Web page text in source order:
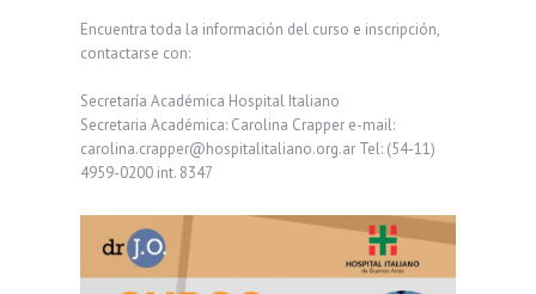
Encuentra toda la información del curso e inscripción,
contactarse con:
Secretaría Académica Hospital Italiano
Secretaria Académica: Carolina Crapper e-mail:
carolina.crapper@hospitalitaliano.org.ar Tel: (54-11)
4959-0200 int. 8347